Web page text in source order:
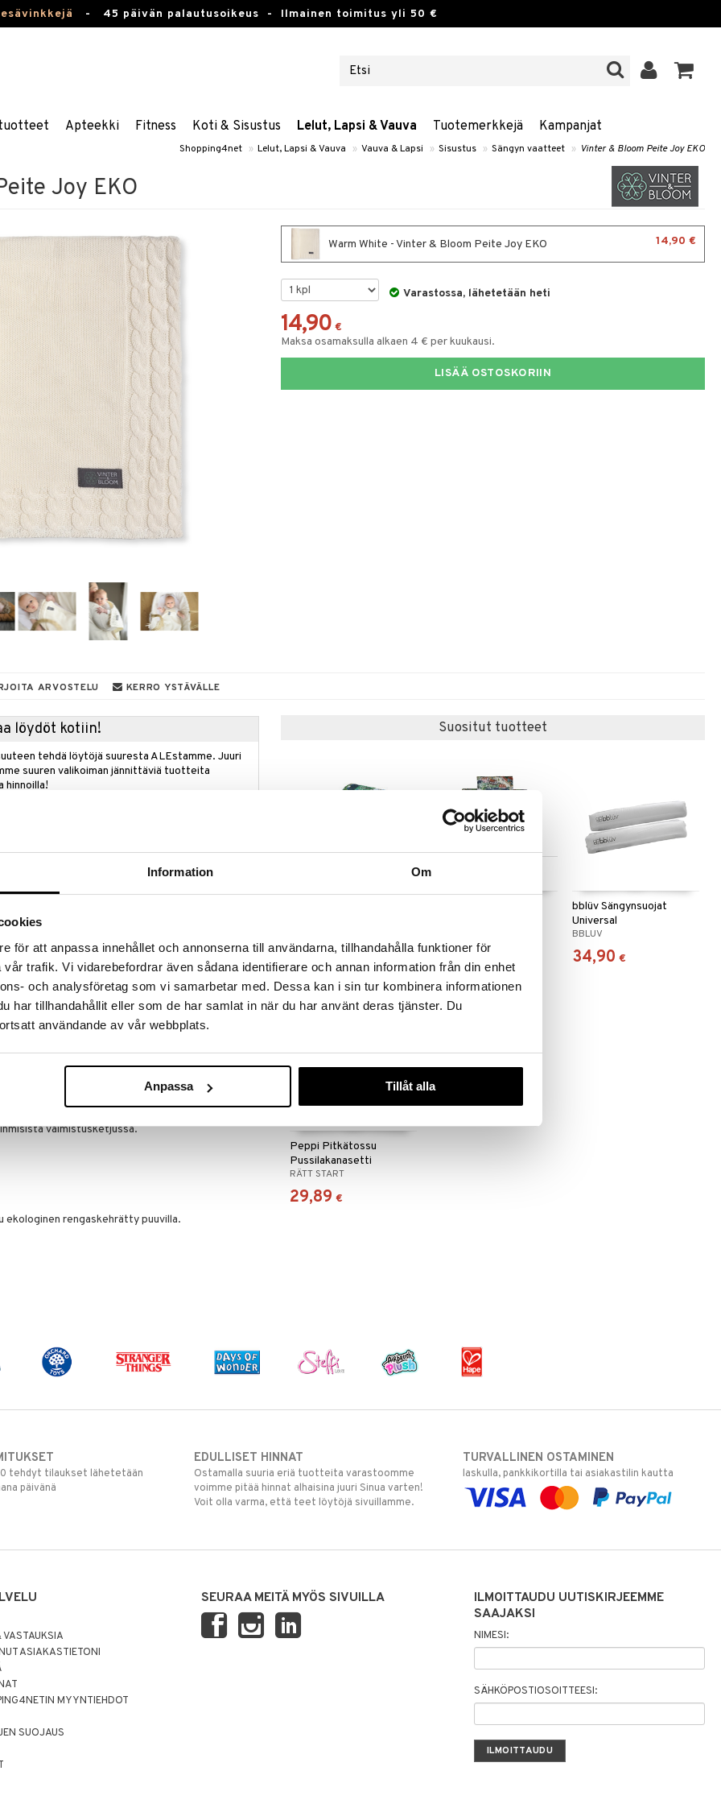
Information Om
för att anpassa innehållet och annonserna till användarna, tillhandahålla funktioner för
trafik. Vi vidarebefordrar även sådana identifierare och annan information från din enhet
och analysföretag som vi samarbetar med. Dessa kan i sin tur kombinera informationen
har tillhandahållit eller som de har samlat in när du har använt deras tjänster. Du
användande av vår webbplats.
Anpassa Tillåt alla
- 45 päivän palautusoikeus - Ilmainen toimitus yli 50 €
Apteekki Fitness Koti & Sisustus Lelut, Lapsi & Vauva Tuotemerkkejä Kampanjat
Shopping4net » Lelut, Lapsi & Vauva » Vauva & Lapsi » Sisustus » Sängyn vaatteet » Vinter & Bloom Peite Joy EKO
Joy EKO
Warm White - Vinter & Bloom Peite Joy EKO 14,90 €
Varastossa, lähetetään heti
14,90 €
Maksa osamaksulla alkaen 4 € per kuukausi.
LISÄÄ OSTOSKORIIN
ARVOSTELU KERRO YSTÄVÄLLE
löydöt kotiin!
tehdä löytöjä suuresta ALEstamme. Juuri
suuren valikoiman jännittäviä tuotteita
hinnoilla!
tilaisuus tehdä löytöjä, kun
varastoa riittää!
ihanan pehmeää GOTS-sertifioitua ekologistä
vuoden sekä kotona että lastenvaunuissa.
valmistusketjussa.
ekologinen rengaskehrätty puuvilla.
Suositut tuotteet
39,90 alk.22,90
bblüv Sängynsuojat
Universal
BBLUV
34,90 €
Peppi Pitkätossu
Pussilakanasetti
RÄTT START
29,89 €
tehdyt tilaukset lähetetään
päivänä
EDULLISET HINNAT
Ostamalla suuria eriä tuotteita varastoomme
voimme pitää hinnat alhaisina juuri Sinua varten!
Voit olla varma, että teet löytöjä sivuillamme.
TURVALLINEN OSTAMINEN
laskulla, pankkikortilla tai asiakastilin kautta
ASIAKASTIETONI
MYYNTIEHDOT
SUOJAUS
SEURAA MEITÄ MYÖS SIVUILLA
ILMOITTAUDU UUTISKIRJEEMME
SAAJAKSI
NIMESI:
SÄHKÖPOSTIOSOITTEESI: